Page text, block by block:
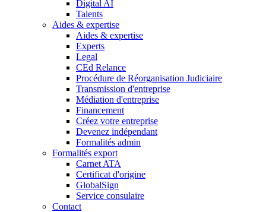
Digital AI
Talents
Aides & expertise
Aides & expertise
Experts
Legal
CEd Relance
Procédure de Réorganisation Judiciaire
Transmission d'entreprise
Médiation d'entreprise
Financement
Créez votre entreprise
Devenez indépendant
Formalités admin
Formalités export
Carnet ATA
Certificat d'origine
GlobalSign
Service consulaire
Contact